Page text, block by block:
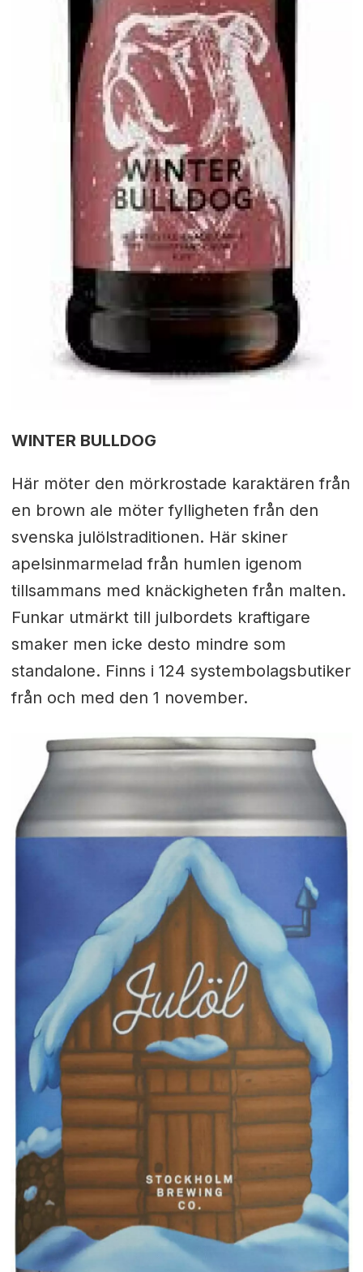
WINTER BULLDOG
Här möter den mörkrostade karaktären från
en brown ale möter fylligheten från den
svenska julölstraditionen. Här skiner
apelsinmarmelad från humlen igenom
tillsammans med knäckigheten från malten.
Funkar utmärkt till julbordets kraftigare
smaker men icke desto mindre som
standalone. Finns i 124 systembolagsbutiker
från och med den 1 november.